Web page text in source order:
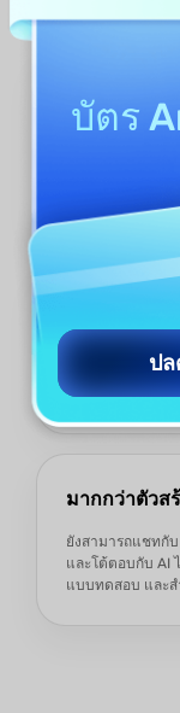
ด้วยตัวสร้างเลข
เพิ่มความชอบอื่น
ลำเอียง ออกแบบ
UPDF AI ให้คุณ
ครั้งแรก ทำให้คุณ
มือ PDF ที่ขับเคลื่
มากกว่าตัวส
ยังสามารถแชทกั
และโต้ตอบกับ AI
แบบทดสอบ และส
บัตร
ป